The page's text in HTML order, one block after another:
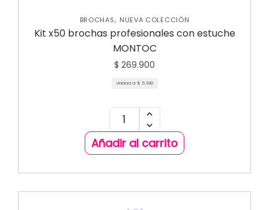
BROCHAS, NUEVA COLECCIÓN
Kit x50 brochas profesionales con estuche
MONTOC
$ 269.900
Unidad a: $ 5.398
Añadir al carrito